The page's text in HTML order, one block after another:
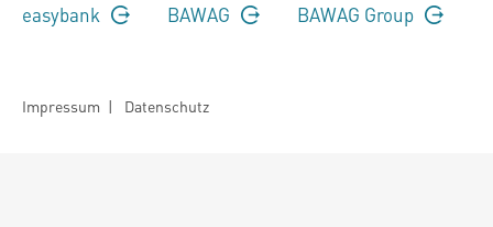
easybank BAWAG BAWAG Group
Impressum | Datenschutz